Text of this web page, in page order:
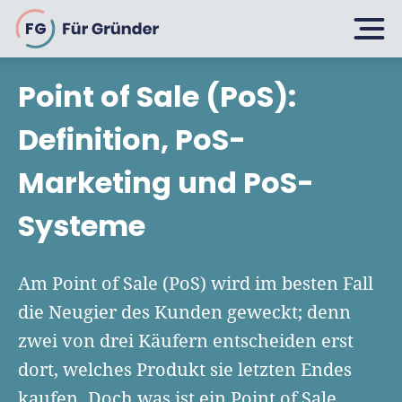
FG
Planen
Selbstständig machen
Über 500 Geschäftsideen
Geschäftsmodell entwickeln
Businessplan schreiben
Businessplan-Vorlage & Muster
Gründen
Firma gründen: 10 Tipps
Rechtsform wählen
UG gründen
GmbH gründen
Wachsen
6 Tipps zum Start
Finanzieren
Point of Sale (PoS):
Definition, PoS-
Marketing und PoS-
Systeme
Am Point of Sale (PoS) wird im besten Fall
die Neugier des Kunden geweckt; denn
zwei von drei Käufern entscheiden erst
dort, welches Produkt sie letzten Endes